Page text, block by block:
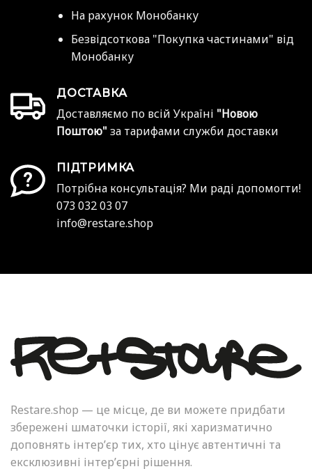
На рахунок Монобанку
Безвідсоткова "Покупка частинами" від
Монобанку
ДОСТАВКА
Доставляємо по всій Україні "Новою
Поштою" за тарифами служби доставки
ПІДТРИМКА
Потрібна консультація? Ми раді допомогти!
073 032 03 07
info@restare.shop
Restare.shop — це місце, де ви можете придбати
збережені шматочки історії, які харизматично
доповнять інтер’єр тих, хто цінує автентичні та
ексклюзивні інтер’єрні рішення.